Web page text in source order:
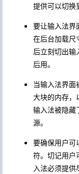
提供可以切换
要让输入法界
在后台加载尺
后立刻切出输
后用。
当输入法界面
大块的内存，
输入法被隐藏
源。
要确保用户可
符。切记用户
入法必须提